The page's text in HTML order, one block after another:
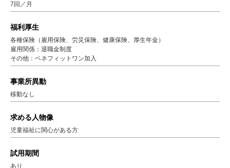
7回／月
福利厚生
各種保険（雇用保険、労災保険、健康保険、厚生年金）
雇用関係：退職金制度
その他：ベネフィットワン加入
事業所異動
移動なし
求める人物像
児童福祉に関心がある方
試用期間
あり